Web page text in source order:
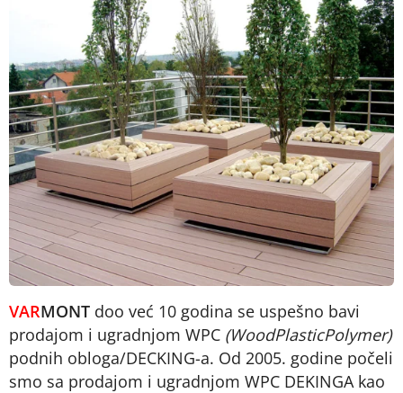
VARMONT doo već 10 godina se uspešno bavi
prodajom i ugradnjom WPC (WoodPlasticPolymer)
podnih obloga/DECKING-a. Od 2005. godine počeli
smo sa prodajom i ugradnjom WPC DEKINGA kao